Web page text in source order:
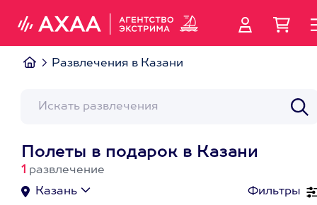
Развлечения в Казани
Полеты в подарок в Казани
1 развлечение
Фильтры
Казань